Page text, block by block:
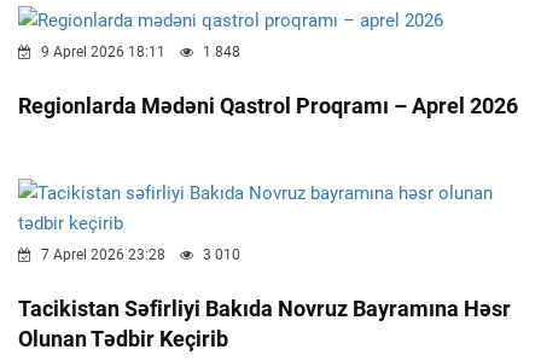
9 Aprel 2026 18:11 1 848
Regionlarda Mədəni Qastrol Proqramı – Aprel 2026
7 Aprel 2026 23:28 3 010
Tacikistan Səfirliyi Bakıda Novruz Bayramına Həsr
Olunan Tədbir Keçirib